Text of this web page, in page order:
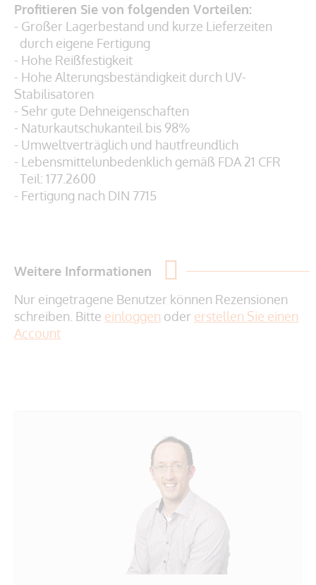
Profitieren Sie von folgenden Vorteilen:
- Großer Lagerbestand und kurze Lieferzeiten
durch eigene Fertigung
- Hohe Reißfestigkeit
- Hohe Alterungsbeständigkeit durch UV-
Stabilisatoren
- Sehr gute Dehneigenschaften
- Naturkautschukanteil bis 98%
- Umweltverträglich und hautfreundlich
- Lebensmittelunbedenklich gemäß FDA 21 CFR
Teil: 177.2600
- Fertigung nach DIN 7715
Weitere Informationen
Nur eingetragene Benutzer können Rezensionen
schreiben. Bitte einloggen oder erstellen Sie einen
Account